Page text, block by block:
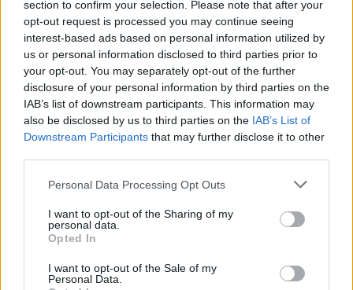
section to confirm your selection. Please note that after your
opt-out request is processed you may continue seeing
interest-based ads based on personal information utilized by
us or personal information disclosed to third parties prior to
your opt-out. You may separately opt-out of the further
disclosure of your personal information by third parties on the
IAB’s list of downstream participants. This information may
also be disclosed by us to third parties on the IAB’s List of
Downstream Participants that may further disclose it to other
Please note that this website/app uses one or more Google
not limited to your visit or usage behaviour. You may click to
grant or deny consent to Google and its third-party tags to
use your data for below specified purposes in below Google
consent section.
Personal Data Processing Opt Outs
I want to opt-out of the Sharing of my
personal data.
Opted In
I want to opt-out of the Sale of my
Personal Data.